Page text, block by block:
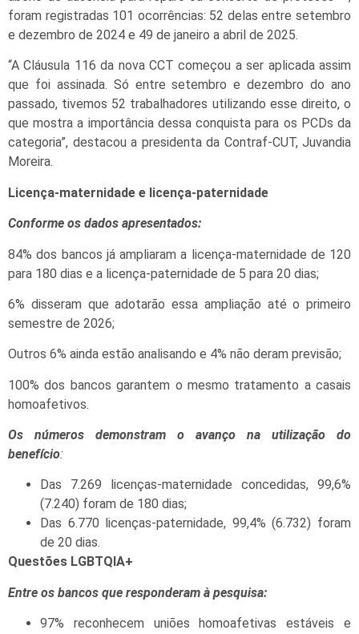
foram registradas 101 ocorrências: 52 delas entre setembro
e dezembro de 2024 e 49 de janeiro a abril de 2025.
“A Cláusula 116 da nova CCT começou a ser aplicada assim
que foi assinada. Só entre setembro e dezembro do ano
passado, tivemos 52 trabalhadores utilizando esse direito, o
que mostra a importância dessa conquista para os PCDs da
categoria”, destacou a presidenta da Contraf-CUT, Juvandia
Moreira.
Licença-maternidade e licença-paternidade
Conforme os dados apresentados:
84% dos bancos já ampliaram a licença-maternidade de 120
para 180 dias e a licença-paternidade de 5 para 20 dias;
6% disseram que adotarão essa ampliação até o primeiro
semestre de 2026;
Outros 6% ainda estão analisando e 4% não deram previsão;
100% dos bancos garantem o mesmo tratamento a casais
homoafetivos.
Os números demonstram o avanço na utilização do
benefício:
Das 7.269 licenças-maternidade concedidas, 99,6%
(7.240) foram de 180 dias;
Das 6.770 licenças-paternidade, 99,4% (6.732) foram
de 20 dias.
Questões LGBTQIA+
Entre os bancos que responderam à pesquisa:
97% reconhecem uniões homoafetivas estáveis e